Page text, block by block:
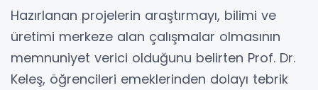
Hazırlanan projelerin araştırmayı, bilimi ve
üretimi merkeze alan çalışmalar olmasının
memnuniyet verici olduğunu belirten Prof. Dr.
Keleş, öğrencileri emeklerinden dolayı tebrik